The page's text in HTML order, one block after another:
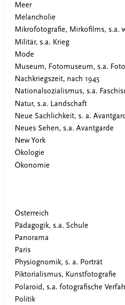
Meer
Melancholie
Mikrofotografie, Mirkofilms, s.a.
Militär, s.a. Krieg
Mode
Museum, Fotomuseum, s.a.
Nachkriegszeit, nach 1945
Nationalsozialismus, s.a.
Natur, s.a. Landschaft
Neue Sachlichkeit, s. a.
Neues Sehen, s.a. Avantgarde
New York
Ökologie
Ökonomie
Österreich
Pädagogik, s.a. Schule
Panorama
Paris
Physiognomik, s. a. Porträt
Piktorialismus, Kunstfotografie
Polaroid, s.a. fotografische
Politik